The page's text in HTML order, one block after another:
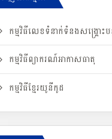
កម្មវិធីលេខទំនាក់ទំនងសង្រ្គោះបន្
កម្មវិធីព្យាករណ៍អាកាសធាតុ
កម្មវិធីខ្មែរយូនីកូដ